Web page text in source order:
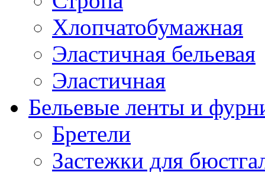
Хлопчатобумажная
Эластичная бельевая
Эластичная
Бельевые ленты и
Бретели
Застежки для